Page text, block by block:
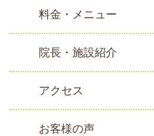
料金・メニュー
院長・施設紹介
アクセス
お客様の声